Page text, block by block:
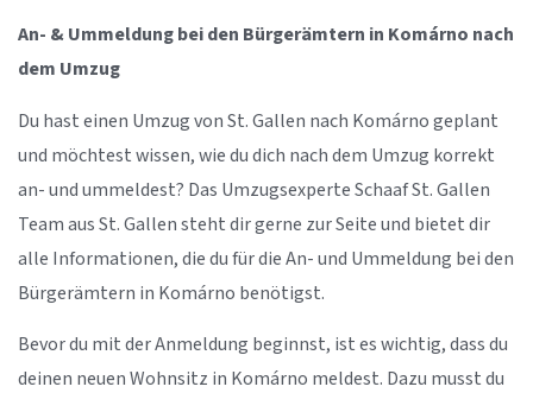
An- & Ummeldung bei den Bürgerämtern in Komárno nach
dem Umzug
Du hast einen Umzug von St. Gallen nach Komárno geplant
und möchtest wissen, wie du dich nach dem Umzug korrekt
an- und ummeldest? Das Umzugsexperte Schaaf St. Gallen
Team aus St. Gallen steht dir gerne zur Seite und bietet dir
alle Informationen, die du für die An- und Ummeldung bei den
Bürgerämtern in Komárno benötigst.
Bevor du mit der Anmeldung beginnst, ist es wichtig, dass du
deinen neuen Wohnsitz in Komárno meldest. Dazu musst du